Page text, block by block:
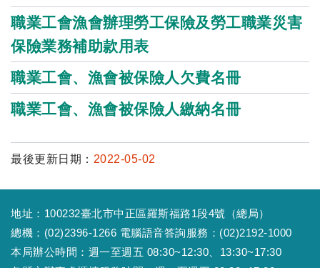
職業工會漁會辦理勞工保險及勞工職業災害
保險業務補助款用表
職業工會、漁會被保險人欠費名冊
職業工會、漁會被保險人繳納名冊
最後更新日期： 2022-05-02
地址：100232臺北市中正區羅斯福路1段4號（總局）
總機：(02)2396-1266 電腦語音答詢服務：(02)2192-1000
本局辦公時間：週一至週五 08:30~12:30、13:30~17:30